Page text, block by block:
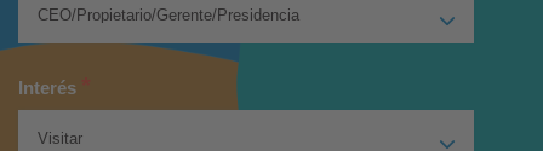
Interés